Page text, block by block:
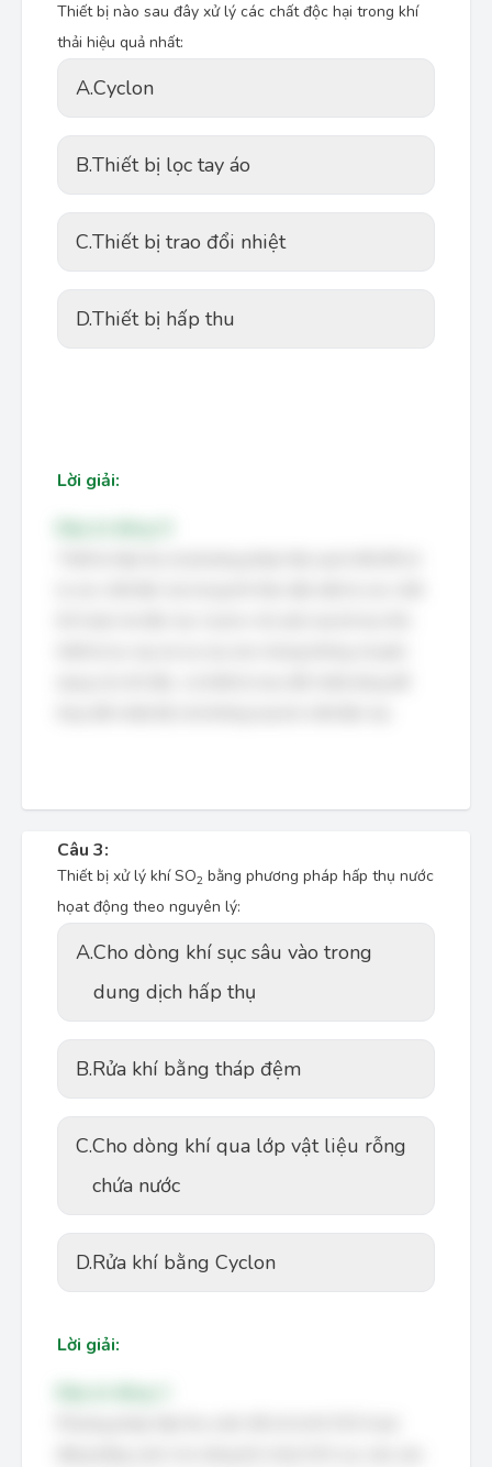
Thiết bị nào sau đây xử lý các chất độc hại trong khí
thải hiệu quả nhất:
A.Cyclon
B.Thiết bị lọc tay áo
C.Thiết bị trao đổi nhiệt
D.Thiết bị hấp thu
Lời giải:
Câu 3:
Thiết bị xử lý khí SO2 bằng phương pháp hấp thụ nước
họat động theo nguyên lý:
A.Cho dòng khí sục sâu vào trong
dung dịch hấp thụ
B.Rửa khí bằng tháp đệm
C.Cho dòng khí qua lớp vật liệu rỗng
chứa nước
D.Rửa khí bằng Cyclon
Lời giải: